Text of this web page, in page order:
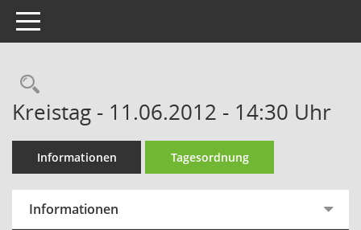
Toggle navigation
Kreistag - 11.06.2012 - 14:30 Uhr
Informationen Tagesordnung
Informationen